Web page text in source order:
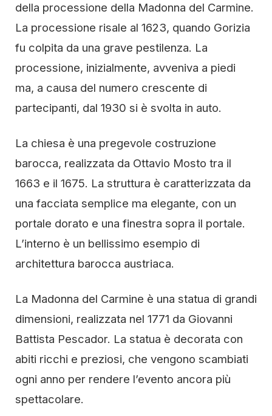
della processione della Madonna del Carmine.
La processione risale al 1623, quando Gorizia
fu colpita da una grave pestilenza. La
processione, inizialmente, avveniva a piedi
ma, a causa del numero crescente di
partecipanti, dal 1930 si è svolta in auto.
La chiesa è una pregevole costruzione
barocca, realizzata da Ottavio Mosto tra il
1663 e il 1675. La struttura è caratterizzata da
una facciata semplice ma elegante, con un
portale dorato e una finestra sopra il portale.
L’interno è un bellissimo esempio di
architettura barocca austriaca.
La Madonna del Carmine è una statua di grandi
dimensioni, realizzata nel 1771 da Giovanni
Battista Pescador. La statua è decorata con
abiti ricchi e preziosi, che vengono scambiati
ogni anno per rendere l’evento ancora più
spettacolare.